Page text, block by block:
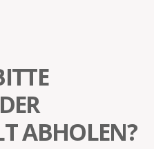
ABHOLEN?